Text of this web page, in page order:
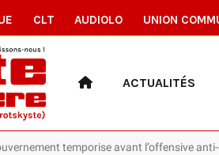
CLT AUDIOLO UNION
ACTUALITÉS
temporise avant l’offensive